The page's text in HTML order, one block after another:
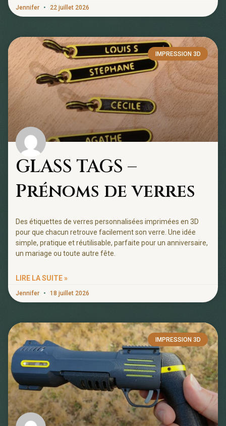
Jennifer 22 juillet 2026
IMPRESSION 3D
GLASS TAGS –
Prénoms de verres
Des étiquettes de verres personnalisées imprimées en 3D
pour que chacun retrouve facilement son verre. Une idée
simple, pratique et réutilisable, parfaite pour un anniversaire,
un mariage ou toute autre fête.
LIRE LA SUITE »
Jennifer 18 juillet 2026
IMPRESSION 3D